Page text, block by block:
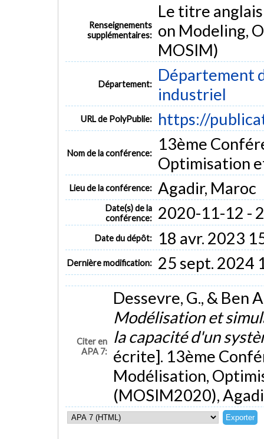
Renseignements
supplémentaires:
Le titre
on Modeling,
MOSIM)
Département:
Département
industriel
URL de PolyPublie: https://
Nom de la conférence:
13ème
Optimisation
Lieu de la conférence: Agadir, Maroc
Date(s) de la
conférence:
2020-11-12 -
Date du dépôt: 18 avr. 2023
Dernière modification: 25 sept. 2024
Citer en
APA 7:
Dessevre, G., & Ben
Modélisation et
la capacité d'un
écrite]. 13ème
Modélisation,
(MOSIM2020),